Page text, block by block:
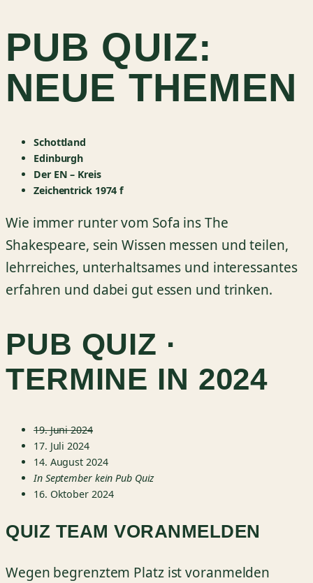
PUB QUIZ:
NEUE THEMEN
Schottland
Edinburgh
Der EN – Kreis
Zeichentrick 1974 f
Wie immer runter vom Sofa ins The
Shakespeare, sein Wissen messen und teilen,
lehrreiches, unterhaltsames und interessantes
erfahren und dabei gut essen und trinken.
PUB QUIZ ·
TERMINE IN 2024
19. Juni 2024
17. Juli 2024
14. August 2024
In September kein Pub Quiz
16. Oktober 2024
QUIZ TEAM VORANMELDEN
Wegen begrenztem Platz ist voranmelden